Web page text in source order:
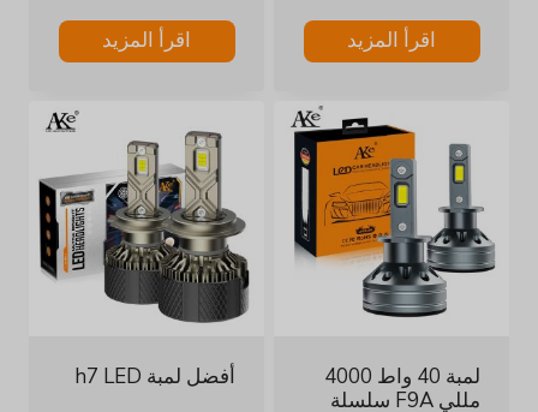
اقرأ المزيد اقرأ المزيد
لمبة 40 واط 4000
مللي F9A سلسلة
أفضل لمبة h7 LED